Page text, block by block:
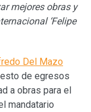
mejores obras y
‘Felipe
Del Mazo
de egresos
a obras para el
mandatario